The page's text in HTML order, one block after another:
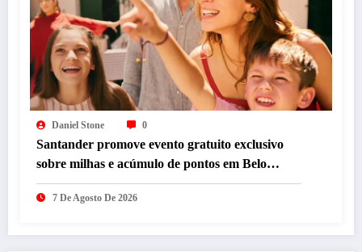
Daniel Stone 0
Santander promove evento gratuito exclusivo
sobre milhas e acúmulo de pontos em Belo
Horizonte
7 De Agosto De 2026